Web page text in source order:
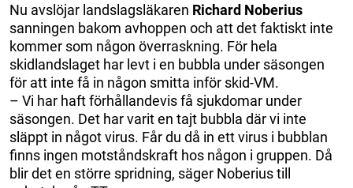
Nu avslöjar landslagsläkaren Richard Noberius
sanningen bakom avhoppen och att det faktiskt inte
kommer som någon överraskning. För hela
skidlandslaget har levt i en bubbla under säsongen
för att inte få in någon smitta inför skid-VM.
– Vi har haft förhållandevis få sjukdomar under
säsongen. Det har varit en tajt bubbla där vi inte
släppt in något virus. Får du då in ett virus i bubblan
finns ingen motståndskraft hos någon i gruppen. Då
blir det en större spridning, säger Noberius till